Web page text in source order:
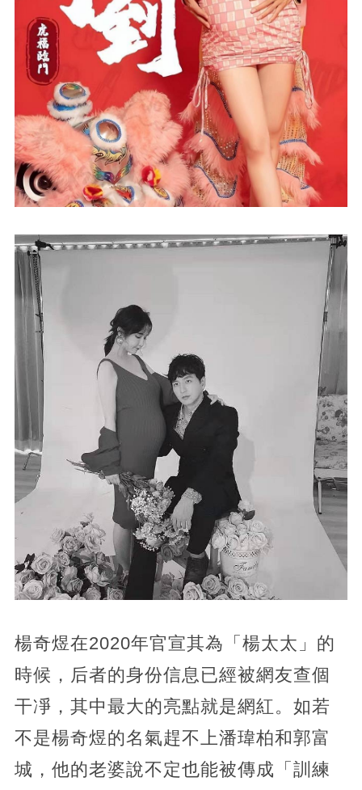
楊奇煜在2020年官宣其為「楊太太」的
時候，后者的身份信息已經被網友查個
干凈，其中最大的亮點就是網紅。如若
不是楊奇煜的名氣趕不上潘瑋柏和郭富
城，他的老婆說不定也能被傳成「訓練